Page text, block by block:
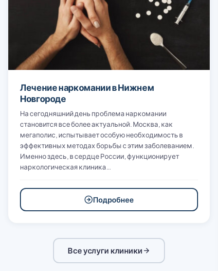
Лечение наркомании в Нижнем
Новгороде
На сегодняшний день проблема наркомании
становится все более актуальной. Москва, как
мегаполис, испытывает особую необходимость в
эффективных методах борьбы с этим заболеванием.
Именно здесь, в сердце России, функционирует
наркологическая клиника…
Подробнее
Все услуги клиники